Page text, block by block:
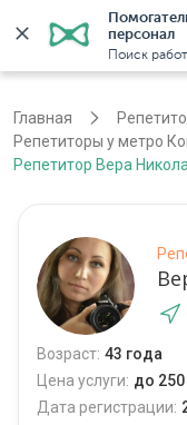
персонал
Поиск
Главная
Репетиторы у метро
Репетитор Вера
Возраст: 43 года
Цена услуги: до
Дата регистрации: